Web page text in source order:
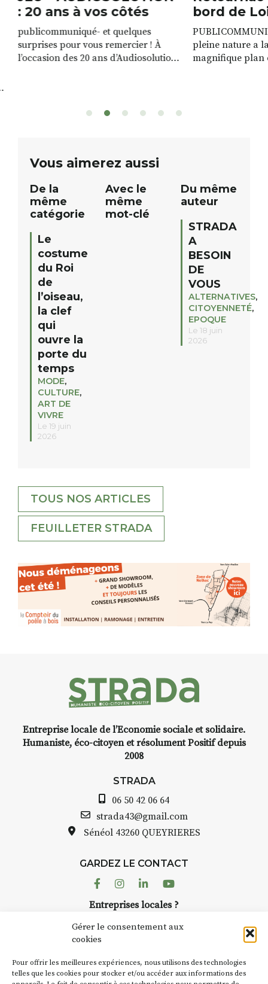
Gérer le consentement aux
cookies
Pour offrir les meilleures expériences, nous utilisons des technologies
telles que les cookies pour stocker et/ou accéder aux informations des
: 20 ans à vos côtés
publicommuniqué- et quelques
surprises pour vous remercier ! À
l’occasion des 20 ans d’Audiosolution,
sont à gagner, sélectionnés auprès
12h à […]
bord de
pleine nature a
magnifique plan
Vous aimerez aussi
De la
même
catégorie
Le
costume
du Roi
de
l’oiseau,
la clef
qui
ouvre la
porte du
temps
MODE,
CULTURE,
ART DE
VIVRE
Le 19 juin
2026
Avec le
même
mot-clé
Du même
auteur
STRADA
A
BESOIN
DE
VOUS
ALTERNATIVES,
CITOYENNETÉ,
EPOQUE
Le 18 juin
2026
TOUS NOS ARTICLES
FEUILLETER STRADA
Entreprise locale de l’Economie sociale et solidaire.
Humaniste, éco-citoyen et résolument Positif depuis
2008
STRADA
06 50 42 06 64
strada43@gmail.com
Sénéol 43260 QUEYRIERES
GARDEZ LE CONTACT
FacebookInstagram
LinkedinYoutube
Entreprises locales ?
Suivez toute l'actu de Strada